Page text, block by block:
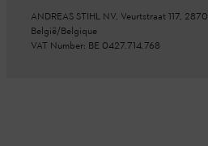
ANDREAS STIHL NV, Veurtstraat 117, 2870
België/Belgique
VAT Number: BE 0427.714.768